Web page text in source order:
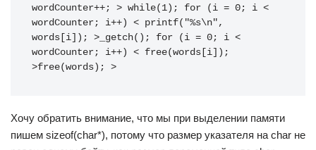
wordCounter++; > while(1); for (i = 0; i <
wordCounter; i++) < printf("%s\n",
words[i]); >_getch(); for (i = 0; i <
wordCounter; i++) < free(words[i]);
>free(words); >
Хочу обратить внимание, что мы при выделении памяти
пишем sizeof(char*), потому что размер указателя на char не